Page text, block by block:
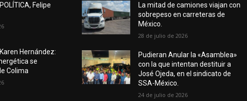
Felipe
Hernández:
se
Colima
La mitad de camiones viajan con
sobrepeso en carreteras de
México.
28 de julio de 2026
Pudieran Anular la «Asamblea»
con la que intentan destituir a
José Ojeda, en el sindicato de
SSA-México.
24 de julio de 2026